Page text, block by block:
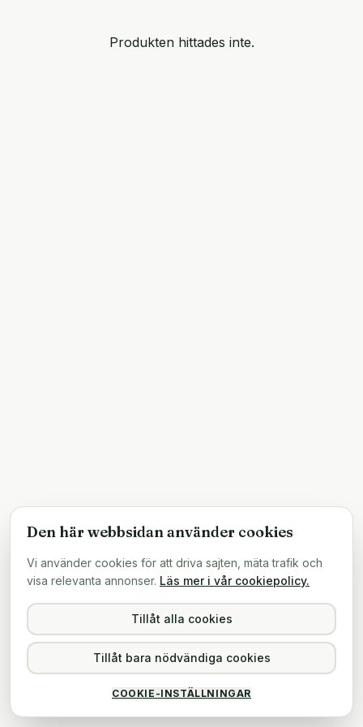
Produkten hittades inte.
Den här webbsidan använder cookies
Vi använder cookies för att driva sajten, mäta trafik och
visa relevanta annonser. Läs mer i vår cookiepolicy.
Tillåt alla cookies
Tillåt bara nödvändiga cookies
COOKIE-INSTÄLLNINGAR